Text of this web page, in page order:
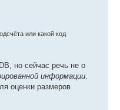
или какой код
но сейчас речь не о
информации.
оценки размеров